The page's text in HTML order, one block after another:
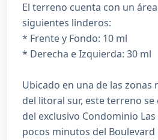
El terreno cuenta con un
siguientes linderos:
* Frente y Fondo: 10 ml
* Derecha e Izquierda: 30 ml
Ubicado en una de las zonas
del litoral sur, este terreno
del exclusivo Condominio Las
pocos minutos del Boulevard